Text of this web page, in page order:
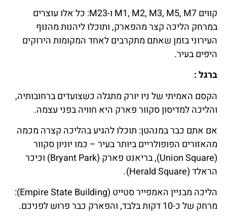
קווים M1, M2, M3, M5, M7 ו-M23: כל אלו עוצרים
במרחק הליכה קצר מהפארק, ותוכלו ליהנות מהנוף
העירוני בזמן שאתם מתקרבים לאחד המקומות הירוקים
היפים בעיר.
ברגל :
הקסם האמיתי של ניו יורק מתגלה כשצועדים ברחובותיה,
והליכה למדיסון סקוור פארק היא חוויה בפני עצמה.
אם אתם כבר במנהטן: תוכלו להגיע בהליכה קצרה מכמה
מהאזורים הפופולריים ביותר בעיר – כמו יוניון סקוור
(Union Square), בריאנט פארק (Bryant Park) וכיכר
הראלד (Herald Square).
הליכה מבניין האמפייר סטייט (Empire State Building):
מרחק של כ-10 דקות בלבד, והפארק כבר פרוש לפניכם.